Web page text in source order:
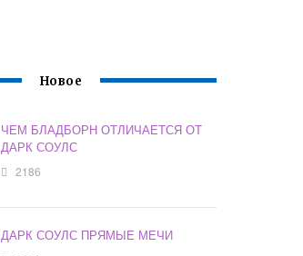
Новое
ЧЕМ БЛАДБОРН ОТЛИЧАЕТСЯ ОТ
ДАРК СОУЛС
2186
ДАРК СОУЛС ПРЯМЫЕ МЕЧИ